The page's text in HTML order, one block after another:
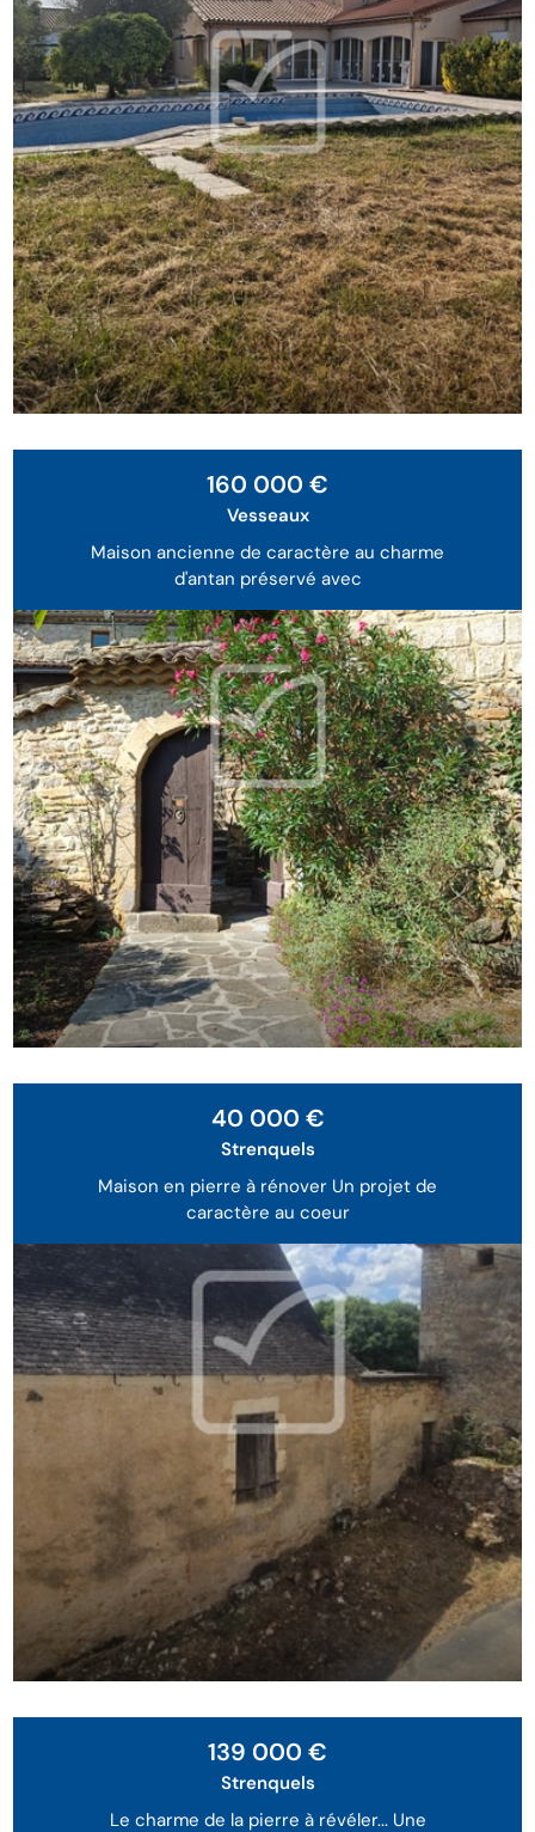
Maison ancienne de caractère au charme
d'antan préservé avec
160 000 €
Vesseaux
Maison en pierre à rénover Un projet de
caractère au coeur
40 000 €
Strenquels
Le charme de la pierre à révéler... Une
139 000 €
Strenquels